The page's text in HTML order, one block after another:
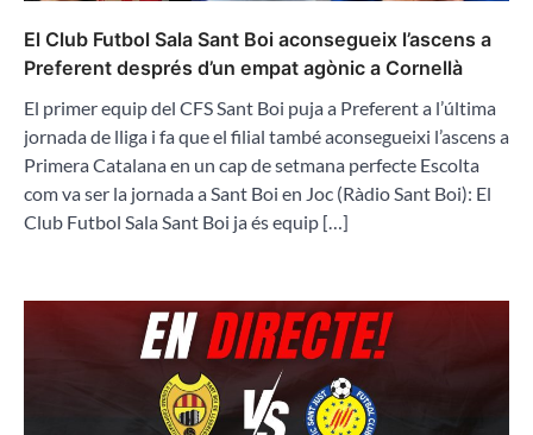
El Club Futbol Sala Sant Boi aconsegueix l’ascens a
Preferent després d’un empat agònic a Cornellà
El primer equip del CFS Sant Boi puja a Preferent a l’última
jornada de lliga i fa que el filial també aconsegueixi l’ascens a
Primera Catalana en un cap de setmana perfecte Escolta
com va ser la jornada a Sant Boi en Joc (Ràdio Sant Boi): El
Club Futbol Sala Sant Boi ja és equip […]